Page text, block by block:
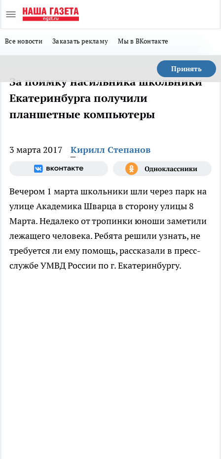
Все новости Заказать рекламу Мы в ВКонтакте
Принять
За поимку насильника школьники
Екатеринбурга получили
планшетные компьютеры
3 марта 2017 Кирилл Степанов
Вечером 1 марта школьники шли через парк на
улице Академика Шварца в сторону улицы 8
Марта. Недалеко от тропинки юноши заметили
лежащего человека. Ребята решили узнать, не
требуется ли ему помощь, рассказали в пресс-
службе УМВД России по г. Екатеринбургу.